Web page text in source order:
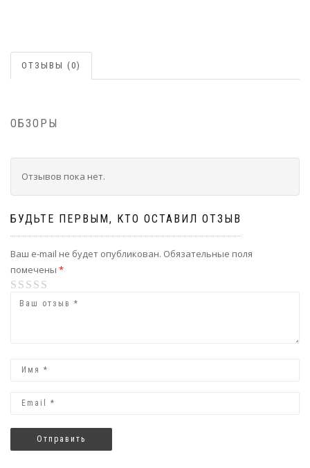
ОТЗЫВЫ (0)
ОБЗОРЫ
Отзывов пока нет.
БУДЬТЕ ПЕРВЫМ, КТО ОСТАВИЛ ОТЗЫВ
Ваш e-mail не будет опубликован. Обязательные поля
помечены *
1
2
3
4
5